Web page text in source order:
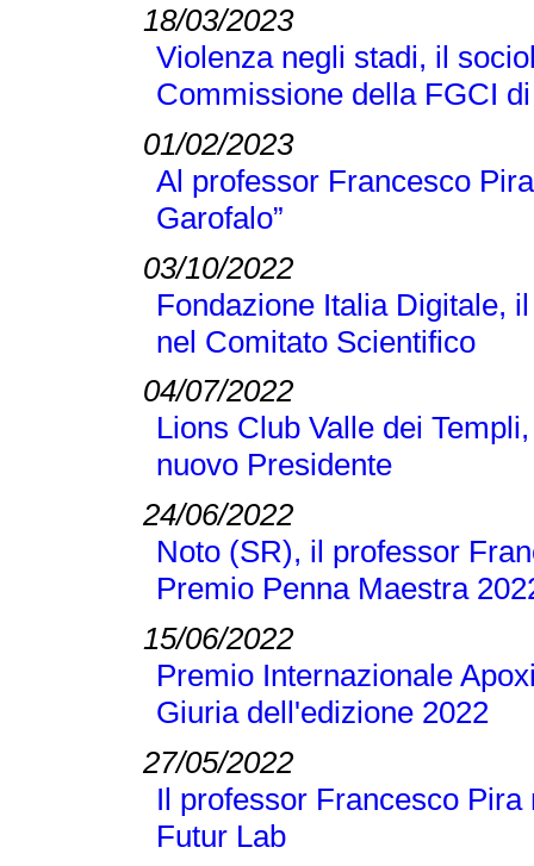
18/03/2023
Violenza negli stadi, il
Commissione della FGCI
01/02/2023
Al professor Francesco
Garofalo”
03/10/2022
Fondazione Italia Digitale,
nel Comitato Scientifico
04/07/2022
Lions Club Valle dei
nuovo Presidente
24/06/2022
Noto (SR), il professor
Premio Penna Maestra
15/06/2022
Premio Internazionale
Giuria dell'edizione 2022
27/05/2022
Il professor Francesco
Futur Lab